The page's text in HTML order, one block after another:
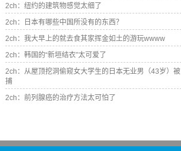
2ch：纽约的建筑物感觉太细了
2ch：日本有哪些中国所没有的东西？
2ch：我大早上的就去食其家挥金如土的游玩wwww
2ch：韩国的“新垣结衣”太可爱了
2ch：从屋顶挖洞偷窥女大学生的日本无业男（43岁）被
捕
2ch：前列腺癌的治疗方法太可怕了